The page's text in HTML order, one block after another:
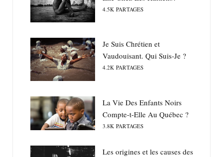
4.5K PARTAGES
Je Suis Chrétien et
Vaudouisant. Qui Suis-Je ?
4.2K PARTAGES
La Vie Des Enfants Noirs
Compte-t-Elle Au Québec ?
3.8K PARTAGES
Les origines et les causes des